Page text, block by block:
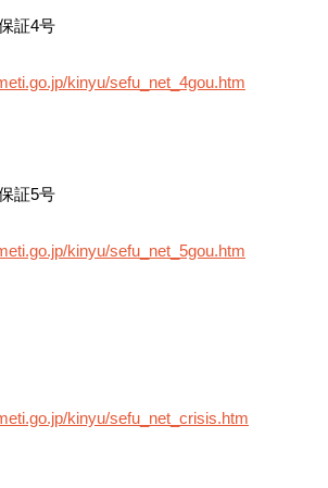
証4号
kinyu/sefu_net_4gou.htm
証5号
kinyu/sefu_net_5gou.htm
kinyu/sefu_net_crisis.htm